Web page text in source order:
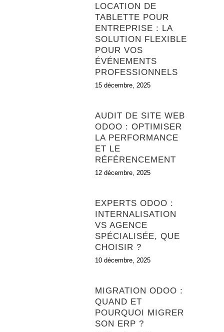
LOCATION DE
TABLETTE POUR
ENTREPRISE : LA
SOLUTION FLEXIBLE
POUR VOS
ÉVÉNEMENTS
PROFESSIONNELS
15 décembre, 2025
AUDIT DE SITE WEB
ODOO : OPTIMISER
LA PERFORMANCE
ET LE
RÉFÉRENCEMENT
12 décembre, 2025
EXPERTS ODOO :
INTERNALISATION
VS AGENCE
SPÉCIALISÉE, QUE
CHOISIR ?
10 décembre, 2025
MIGRATION ODOO :
QUAND ET
POURQUOI MIGRER
SON ERP ?